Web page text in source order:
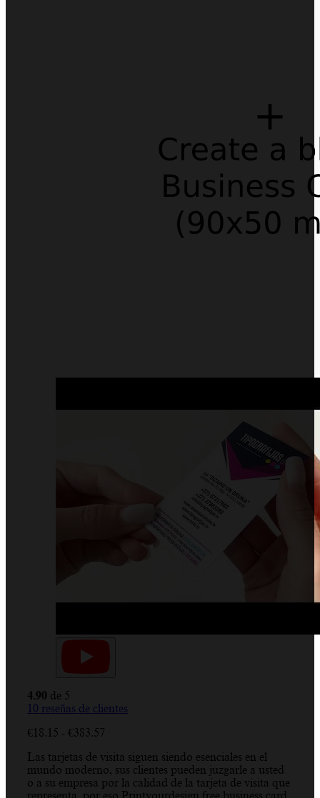
4.90 de 5
10 reseñas de clientes
€18.15 - €383.57
precios:
desde
€18.15
Las tarjetas de visita siguen siendo esenciales en el
mundo moderno, sus clientes pueden juzgarle a usted
o a su empresa por la calidad de la tarjeta de visita que